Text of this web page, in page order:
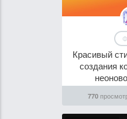
Красивый
создания
770